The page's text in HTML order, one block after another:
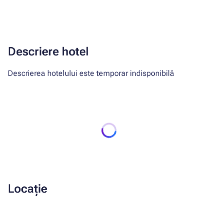
Descriere hotel
Descrierea hotelului este temporar indisponibilă
Locație